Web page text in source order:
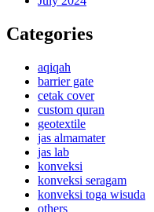
Categories
aqiqah
barrier gate
cetak cover
custom quran
geotextile
jas almamater
jas lab
konveksi
konveksi seragam
konveksi toga wisuda
others